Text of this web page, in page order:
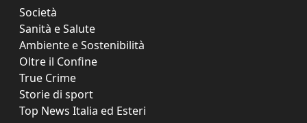
Società
Sanità e Salute
Ambiente e Sostenibilità
Oltre il Confine
True Crime
Storie di sport
Top News Italia ed Esteri